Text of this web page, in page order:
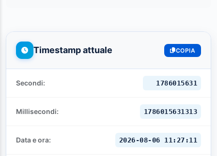
Timestamp attuale COPIA
Secondi: 1786015633
Millisecondi: 1786015633313
Data e ora: 2026-08-06 11:27:13